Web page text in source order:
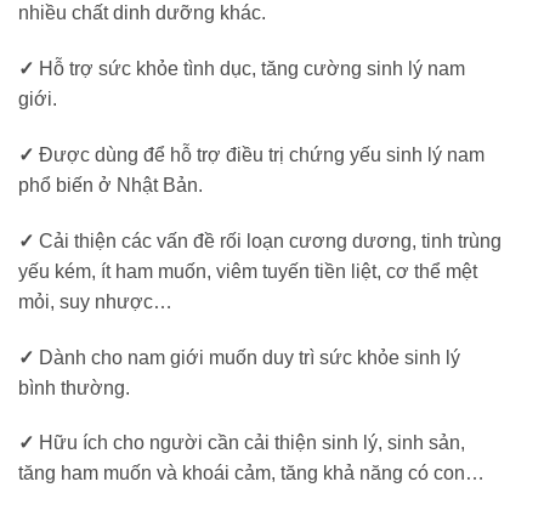
nhiều chất dinh dưỡng khác.
✓ Hỗ trợ sức khỏe tình dục, tăng cường sinh lý nam
giới.
✓ Được dùng để hỗ trợ điều trị chứng yếu sinh lý nam
phổ biến ở Nhật Bản.
✓ Cải thiện các vấn đề rối loạn cương dương, tinh trùng
yếu kém, ít ham muốn, viêm tuyến tiền liệt, cơ thể mệt
mỏi, suy nhược…
✓ Dành cho nam giới muốn duy trì sức khỏe sinh lý
bình thường.
✓ Hữu ích cho người cần cải thiện sinh lý, sinh sản,
tăng ham muốn và khoái cảm, tăng khả năng có con…